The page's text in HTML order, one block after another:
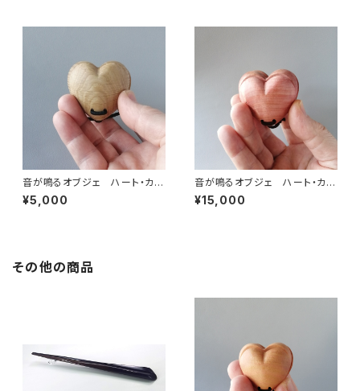
音が鳴るオブジェ ハート・カス
タネット ナラ
¥5,000
音が鳴るオブジェ ハート・カス
タネット ピンク（受注製作）
¥15,000
その他の商品